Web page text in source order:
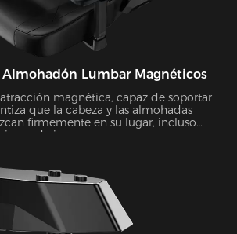
Almohadón Lumbar Magnéticos
magnética, capaz de soportar
que la cabeza y las almohadas
firmemente en su lugar, incluso
de juego.